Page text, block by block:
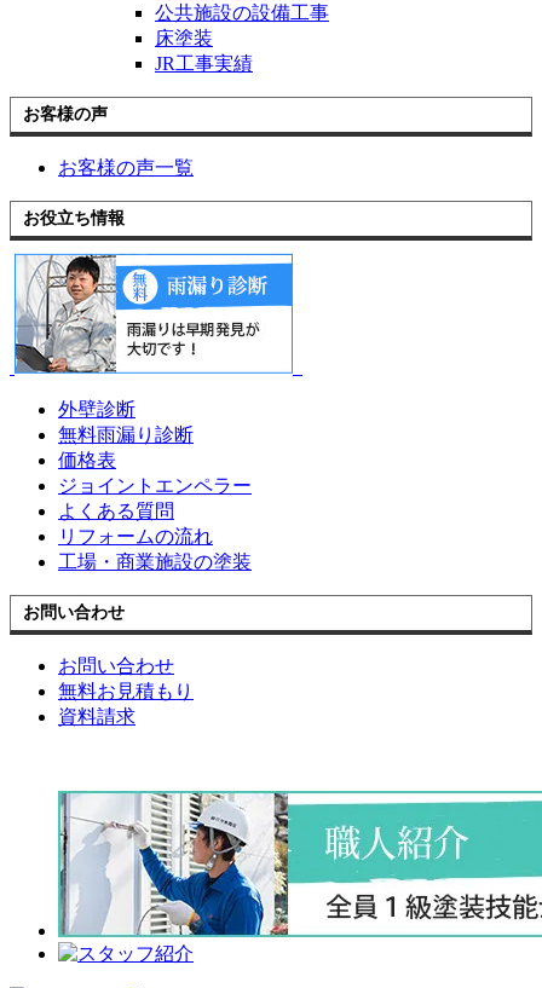
公共施設の設備工事
床塗装
JR工事実績
お客様の声
お客様の声一覧
お役立ち情報
外壁診断
無料雨漏り診断
価格表
ジョイントエンペラー
よくある質問
リフォームの流れ
工場・商業施設の塗装
お問い合わせ
お問い合わせ
無料お見積もり
資料請求